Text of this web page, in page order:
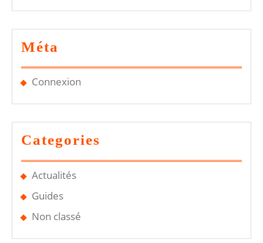
Méta
Connexion
Categories
Actualités
Guides
Non classé